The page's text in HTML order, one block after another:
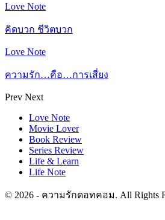
Love Note
คิดบวก ชีวิตบวก
Love Note
ความรัก…คือ…การเสี่ยง
Prev Next
Love Note
Movie Lover
Book Review
Series Review
Life & Learn
Life Note
© 2026 - ความรักดอทคอม. All Rights